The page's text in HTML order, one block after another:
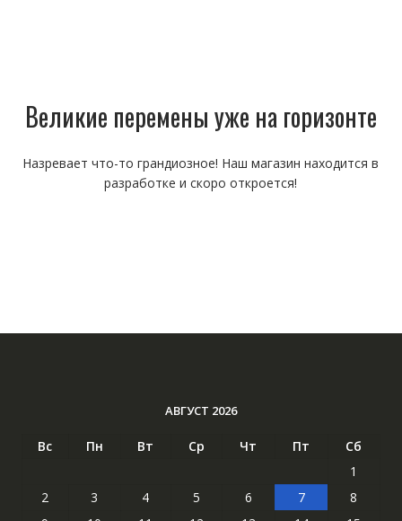
Великие перемены уже на горизонте
Назревает что-то грандиозное! Наш магазин находится в
разработке и скоро откроется!
АВГУСТ 2026
Вс Пн Вт Ср Чт Пт
Сб
1
2
3 4 5 6 7
8